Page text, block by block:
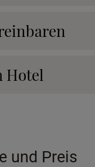
Hotel
und Preis